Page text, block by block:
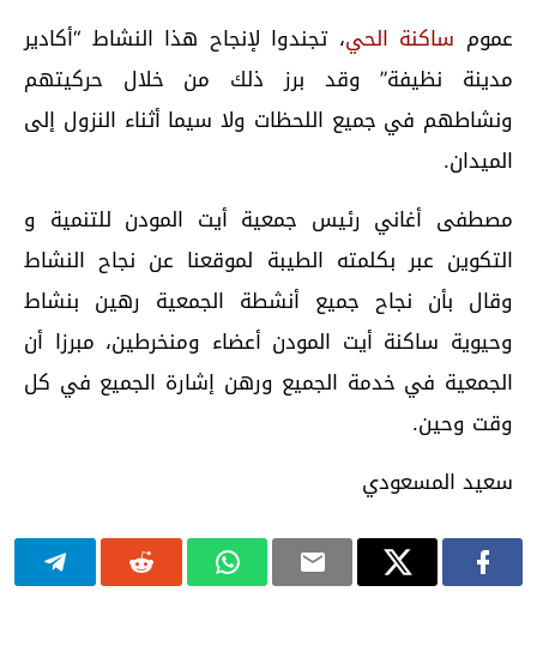
عموم ساكنة الحي، تجندوا لإنجاح هذا النشاط “أكادير
مدينة نظيفة” وقد برز ذلك من خلال حركيتهم
ونشاطهم في جميع اللحظات ولا سيما أثناء النزول إلى
الميدان.
مصطفى أغاني رئيس جمعية أيت المودن للتنمية و
التكوين عبر بكلمته الطيبة لموقعنا عن نجاح النشاط
وقال بأن نجاح جميع أنشطة الجمعية رهين بنشاط
وحيوية ساكنة أيت المودن أعضاء ومنخرطين، مبرزا أن
الجمعية في خدمة الجميع ورهن إشارة الجميع في كل
وقت وحين.
سعيد المسعودي